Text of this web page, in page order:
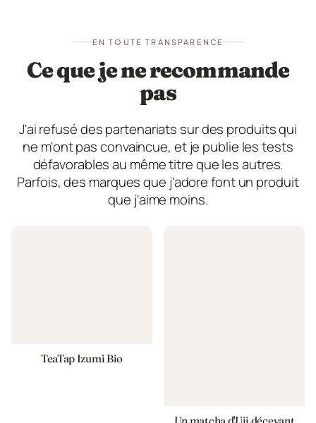
EN TOUTE TRANSPARENCE
Ce que je ne recommande
pas
J'ai refusé des partenariats sur des produits qui
ne m'ont pas convaincue, et je publie les tests
défavorables au même titre que les autres.
Parfois, des marques que j'adore font un produit
que j'aime moins.
TeaTap Izumi Bio